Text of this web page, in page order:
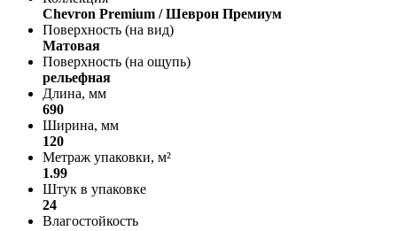
Chevron Premium / Шеврон Премиум
Поверхность (на вид)
Матовая
Поверхность (на ощупь)
рельефная
Длина, мм
690
Ширина, мм
120
Метраж упаковки, м²
1.99
Штук в упаковке
24
Влагостойкость